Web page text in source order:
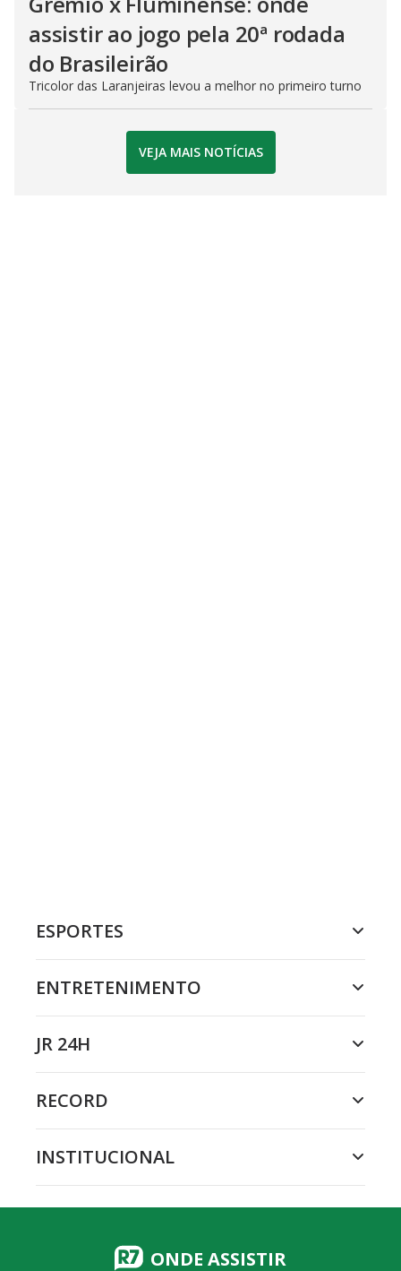
assistir ao jogo pela 20ª rodada
do Brasileirão
Tricolor das Laranjeiras levou a melhor no primeiro turno
VEJA MAIS NOTÍCIAS
ESPORTES
ENTRETENIMENTO
JR 24H
RECORD
INSTITUCIONAL
ONDE ASSISTIR